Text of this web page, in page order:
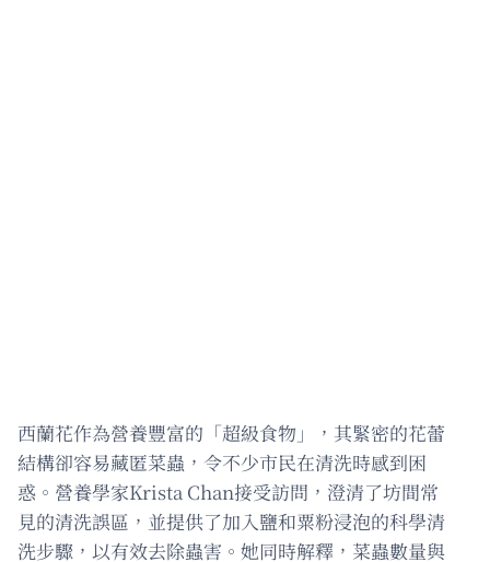
西蘭花作為營養豐富的「超級食物」，其緊密的花蕾
結構卻容易藏匿菜蟲，令不少市民在清洗時感到困
惑。營養學家Krista Chan接受訪問，澄清了坊間常
見的清洗誤區，並提供了加入鹽和粟粉浸泡的科學清
洗步驟，以有效去除蟲害。她同時解釋，菜蟲數量與